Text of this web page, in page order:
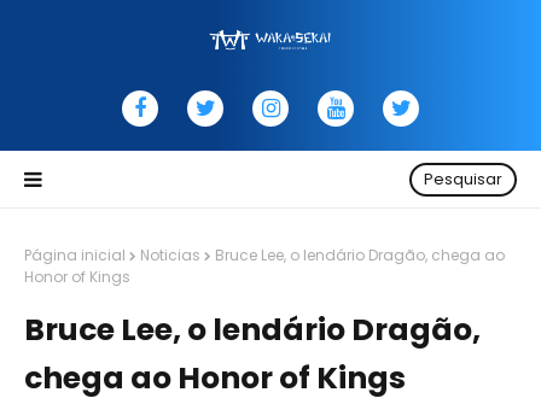
Pesquisar
Página inicial Noticias
Bruce Lee, o lendário Dragão, chega ao
Honor of Kings
Bruce Lee, o lendário Dragão,
chega ao Honor of Kings